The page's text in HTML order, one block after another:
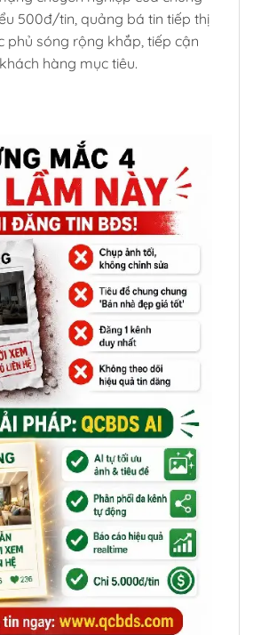
500đ/tin, quảng bá tin tiếp thị
phủ sóng rộng khắp, tiếp cận
hàng mục tiêu.